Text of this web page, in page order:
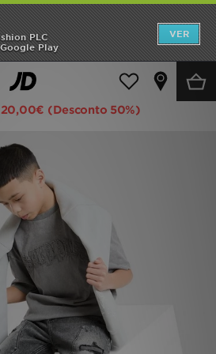
PLC
Play
VER
Roupa de Júnior (8-15 Anos)
Jeans
20,00€ (Desconto 50%)